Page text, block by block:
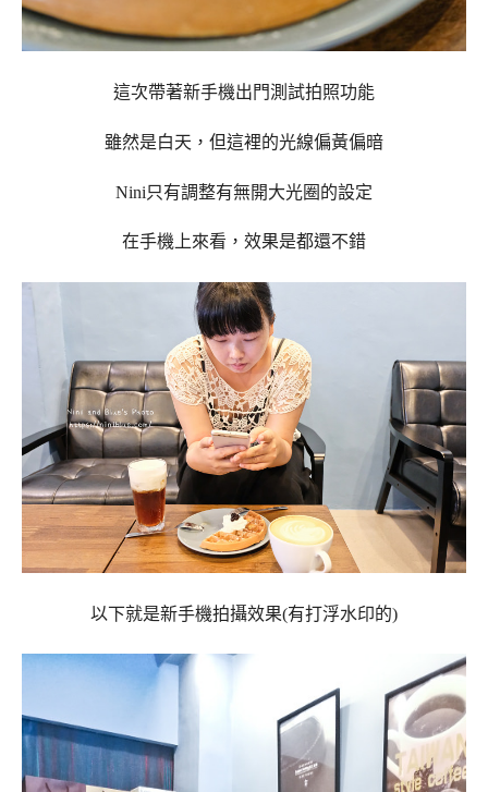
這次帶著新手機出門測試拍照功能
雖然是白天，但這裡的光線偏黃偏暗
Nini只有調整有無開大光圈的設定
在手機上來看，效果是都還不錯
以下就是新手機拍攝效果(有打浮水印的)